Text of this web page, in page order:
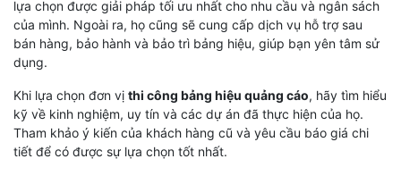
lựa chọn được giải pháp tối ưu nhất cho nhu cầu và ngân sách
của mình. Ngoài ra, họ cũng sẽ cung cấp dịch vụ hỗ trợ sau
bán hàng, bảo hành và bảo trì bảng hiệu, giúp bạn yên tâm sử
dụng.
Khi lựa chọn đơn vị thi công bảng hiệu quảng cáo, hãy tìm hiểu
kỹ về kinh nghiệm, uy tín và các dự án đã thực hiện của họ.
Tham khảo ý kiến của khách hàng cũ và yêu cầu báo giá chi
tiết để có được sự lựa chọn tốt nhất.